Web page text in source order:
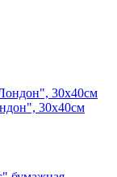
30x40см